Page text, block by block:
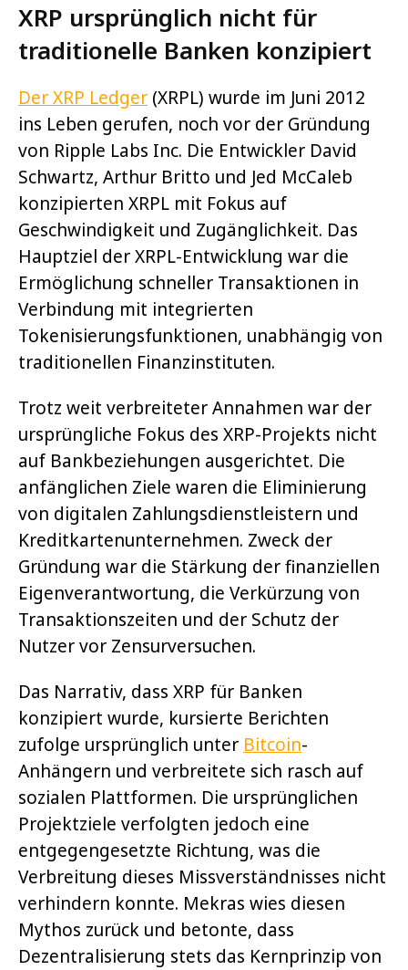
XRP ursprünglich nicht für
traditionelle Banken konzipiert
Der XRP Ledger (XRPL) wurde im Juni 2012
ins Leben gerufen, noch vor der Gründung
von Ripple Labs Inc. Die Entwickler David
Schwartz, Arthur Britto und Jed McCaleb
konzipierten XRPL mit Fokus auf
Geschwindigkeit und Zugänglichkeit. Das
Hauptziel der XRPL-Entwicklung war die
Ermöglichung schneller Transaktionen in
Verbindung mit integrierten
Tokenisierungsfunktionen, unabhängig von
traditionellen Finanzinstituten.
Trotz weit verbreiteter Annahmen war der
ursprüngliche Fokus des XRP-Projekts nicht
auf Bankbeziehungen ausgerichtet. Die
anfänglichen Ziele waren die Eliminierung
von digitalen Zahlungsdienstleistern und
Kreditkartenunternehmen. Zweck der
Gründung war die Stärkung der finanziellen
Eigenverantwortung, die Verkürzung von
Transaktionszeiten und der Schutz der
Nutzer vor Zensurversuchen.
Das Narrativ, dass XRP für Banken
konzipiert wurde, kursierte Berichten
zufolge ursprünglich unter Bitcoin-
Anhängern und verbreitete sich rasch auf
sozialen Plattformen. Die ursprünglichen
Projektziele verfolgten jedoch eine
entgegengesetzte Richtung, was die
Verbreitung dieses Missverständnisses nicht
verhindern konnte. Mekras wies diesen
Mythos zurück und betonte, dass
Dezentralisierung stets das Kernprinzip von